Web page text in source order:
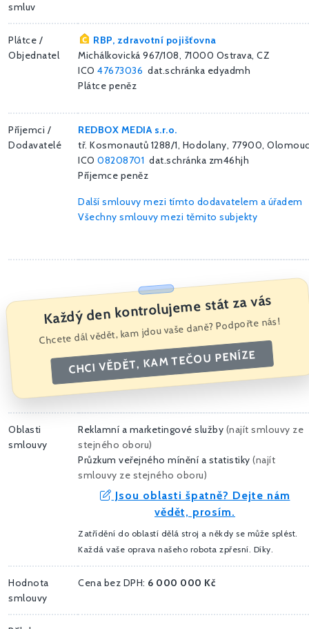
smluv
Plátce /
Objednatel
RBP, zdravotní pojišťovna
Michálkovická 967/108, 71000 Ostrava, CZ
ICO 47673036 dat.schránka edyadmh
Plátce peněz
Příjemci /
Dodavatelé
REDBOX MEDIA s.r.o.
tř. Kosmonautů 1288/1, Hodolany, 77900,
ICO 08208701 dat.schránka zm46hjh
Příjemce peněz
Další smlouvy mezi tímto dodavatelem a úřadem
Všechny smlouvy mezi těmito subjekty
Každý den kontrolujeme stát za vás
Chcete dál vědět, kam jdou vaše daně? Podpořte nás!
CHCI VĚDĚT, KAM TEČOU PENÍZE
Oblasti
smlouvy
Reklamní a marketingové služby (najít smlouvy ze
stejného oboru)
Průzkum veřejného mínění a statistiky (najít
smlouvy ze stejného oboru)
Jsou oblasti špatně? Dejte nám
vědět, prosím.
Zatřídění do oblastí dělá stroj a někdy se může splést.
Každá vaše oprava našeho robota zpřesní. Díky.
Hodnota
smlouvy
Cena bez DPH: 6 000 000 Kč